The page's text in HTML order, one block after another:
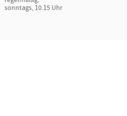
sonntags, 10.15 Uhr